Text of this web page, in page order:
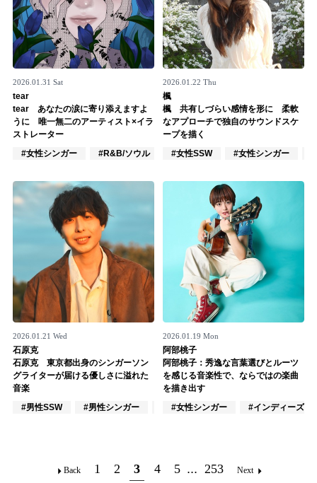
2026.01.31 Sat
tear
tear あなたの涙に寄り添えますよ
うに 唯一無二のアーティスト×イラ
ストレーター
#女性シンガー
#R&B/ソウル #J-POP
2026.01.22 Thu
楓
楓 共有しづらい感情を形に 柔軟
なアプローチで独自のサウンドスケ
ープを描く
#女性SSW
#女性シンガー
2026.01.21 Wed
石原克
石原克 東京都出身のシンガーソン
グライターが届ける優しさに溢れた
音楽
#男性SSW
#男性シンガー #インディーズ
2026.01.19 Mon
阿部桃子
阿部桃子：秀逸な言葉選びとルーツ
を感じる音楽性で、ならではの楽曲
を描き出す
#女性シンガー
#インディーズ
Back 1 2 3 4 5 ... 253 Next